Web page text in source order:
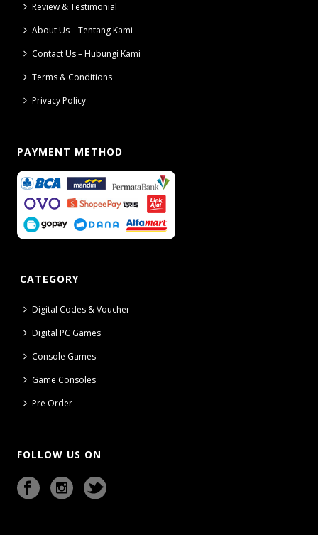
Review & Testimonial
About Us – Tentang Kami
Contact Us – Hubungi Kami
Terms & Conditions
Privacy Policy
PAYMENT METHOD
CATEGORY
Digital Codes & Voucher
Digital PC Games
Console Games
Game Consoles
Pre Order
FOLLOW US ON